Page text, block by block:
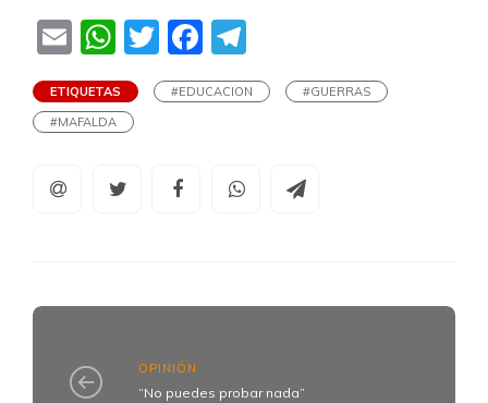
EmailWhatsApp
TwitterFacebook
ETIQUETAS #EDUCACION
#GUERRAS
#MAFALDA
OPINIÓN
“No puedes probar nada”